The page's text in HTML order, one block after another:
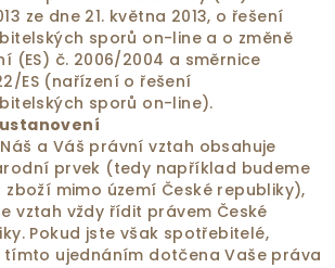
ze dne 21. května 2013, o řešení
sporů on-line a o změně
(ES) č. 2006/2004 a směrnice
ES (nařízení o řešení
sporů on-line).
a Váš právní vztah obsahuje
prvek (tedy například budeme
mimo území České republiky),
vztah vždy řídit právem České
Pokud jste však spotřebitelé,
tímto ujednáním dotčena Vaše práva